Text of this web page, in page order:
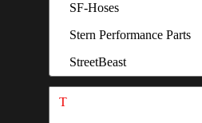
SF-Hoses
Stern Performance Parts
StreetBeast
T